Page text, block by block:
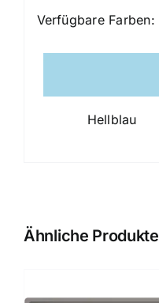
Verfügbare Farben:
Hellblau
Ähnliche Produkte